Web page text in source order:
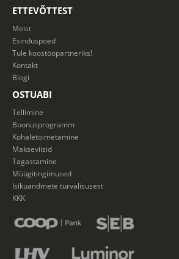
ETTEVÕTTEST
Meist
Esinduspoed
Tule koostööpartneriks!
Kontakt
Blogi
OSTUABI
Tellimine
Boonusprogramm
Kohaletoimetamine
Makseviisid
Tagastamine
Müügitingimused
Isikuandmete turvalisusest
KKK